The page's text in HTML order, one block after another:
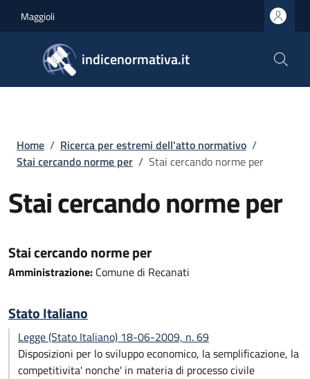
Maggioli
indicenormativa.it
Briciole di pane
Home / Ricerca per estremi dell'atto normativo /
Stai cercando norme per / Stai cercando norme per
Stai cercando norme per
Stai cercando norme per
Amministrazione: Comune di Recanati
Stato Italiano
Legge (Stato Italiano) 18-06-2009, n. 69
Disposizioni per lo sviluppo economico, la semplificazione, la
competitivita' nonche' in materia di processo civile